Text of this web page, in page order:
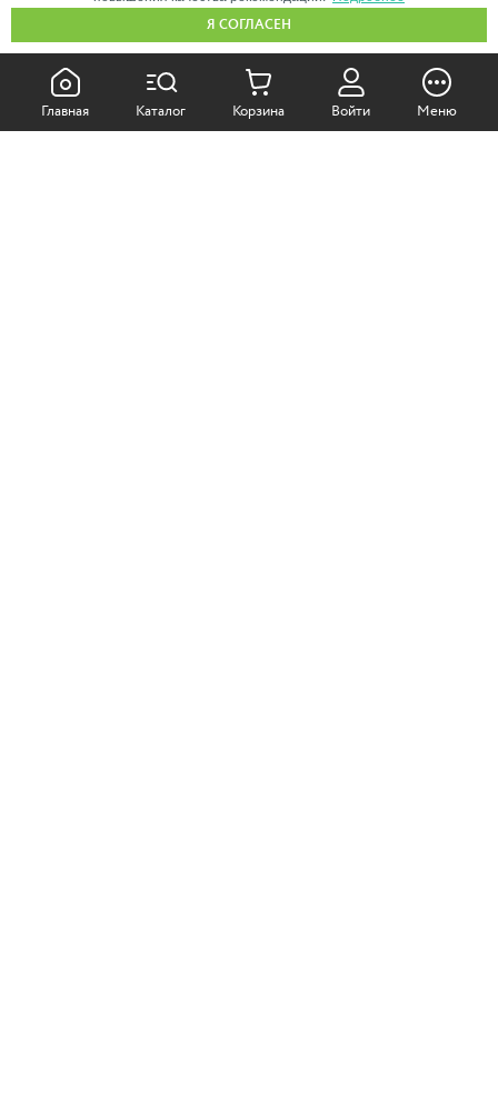
КАК ПОКУПАТЬ:
Главная Каталог Корзина Войти Меню
Я СОГЛАСЕН